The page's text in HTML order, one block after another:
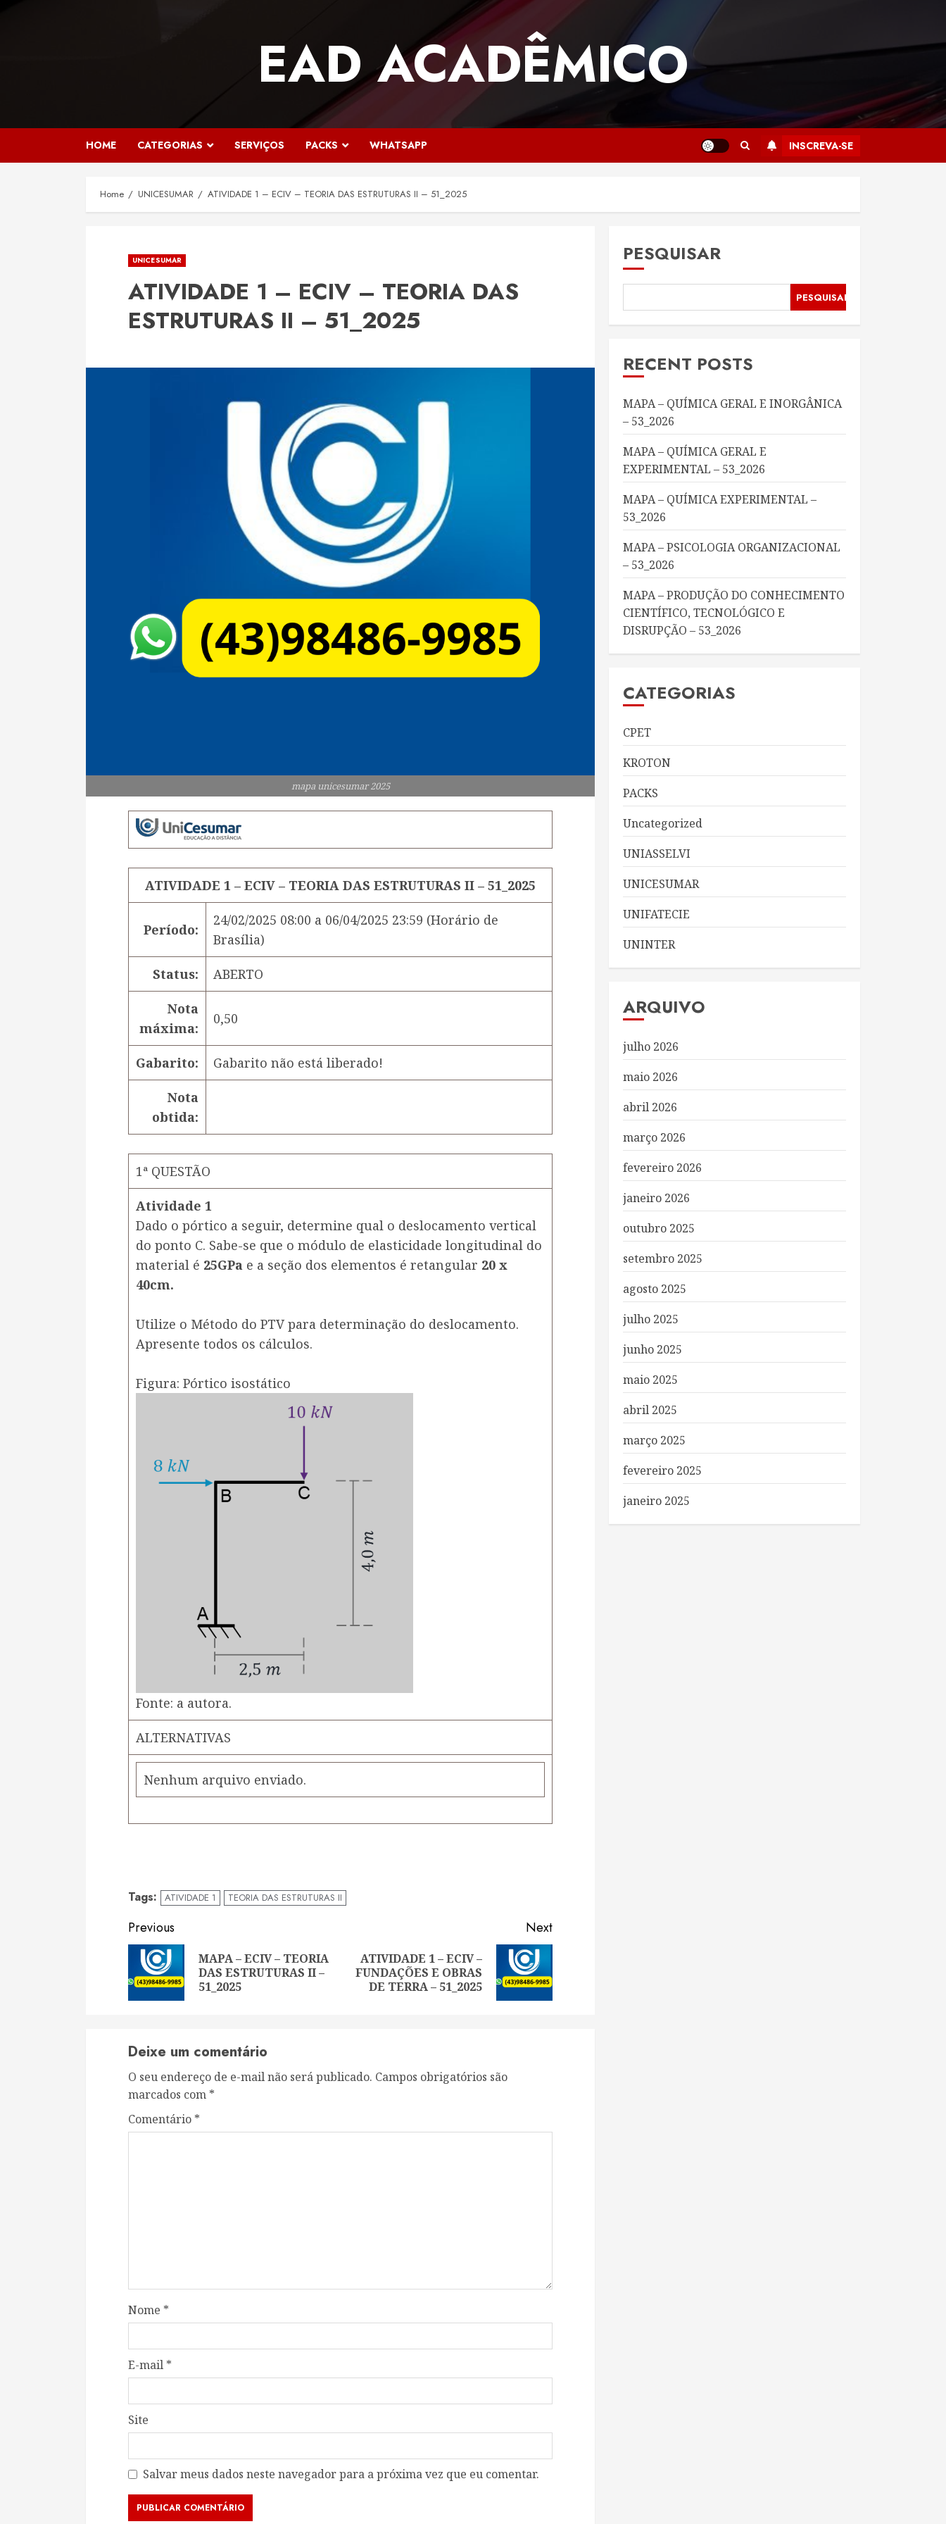
EAD ACADÊMICO
HOME CATEGORIAS SERVIÇOS PACKS WHATSAPP INSCREVA-SE
Home UNICESUMAR ATIVIDADE 1 – ECIV – TEORIA DAS ESTRUTURAS II – 51_2025
UNICESUMAR
ATIVIDADE 1 – ECIV – TEORIA DAS
ESTRUTURAS II – 51_2025
mapa unicesumar 2025
ATIVIDADE 1 – ECIV – TEORIA DAS ESTRUTURAS II – 51_2025
Período:
24/02/2025 08:00 a 06/04/2025 23:59 (Horário de
Brasília)
Status: ABERTO
Nota
máxima:
0,50
Gabarito: Gabarito não está liberado!
Nota
obtida:
1ª QUESTÃO
Atividade 1
Dado o pórtico a seguir, determine qual o deslocamento vertical
do ponto C. Sabe-se que o módulo de elasticidade longitudinal do
material é 25GPa e a seção dos elementos é retangular 20 x
40cm.
Utilize o Método do PTV para determinação do deslocamento.
Apresente todos os cálculos.
Figura: Pórtico isostático
Fonte: a autora.
ALTERNATIVAS
Nenhum arquivo enviado.
Tags: ATIVIDADE 1 TEORIA DAS ESTRUTURAS II
Continue
Reading
Previous
Previous
post:
MAPA – ECIV – TEORIA
DAS ESTRUTURAS II –
51_2025
Next
Next
post:
ATIVIDADE 1 – ECIV –
FUNDAÇÕES E OBRAS
DE TERRA – 51_2025
Deixe um comentário
O seu endereço de e-mail não será publicado. Campos obrigatórios são
marcados com *
Comentário *
Nome *
E-mail *
Site
Salvar meus dados neste navegador para a próxima vez que eu comentar.
PESQUISAR
PESQUISAR
RECENT POSTS
MAPA – QUÍMICA GERAL E INORGÂNICA
– 53_2026
MAPA – QUÍMICA GERAL E
EXPERIMENTAL – 53_2026
MAPA – QUÍMICA EXPERIMENTAL –
53_2026
MAPA – PSICOLOGIA ORGANIZACIONAL
– 53_2026
MAPA – PRODUÇÃO DO CONHECIMENTO
CIENTÍFICO, TECNOLÓGICO E
DISRUPÇÃO – 53_2026
CATEGORIAS
CPET
KROTON
PACKS
Uncategorized
UNIASSELVI
UNICESUMAR
UNIFATECIE
UNINTER
ARQUIVO
julho 2026
maio 2026
abril 2026
março 2026
fevereiro 2026
janeiro 2026
outubro 2025
setembro 2025
agosto 2025
julho 2025
junho 2025
maio 2025
abril 2025
março 2025
fevereiro 2025
janeiro 2025